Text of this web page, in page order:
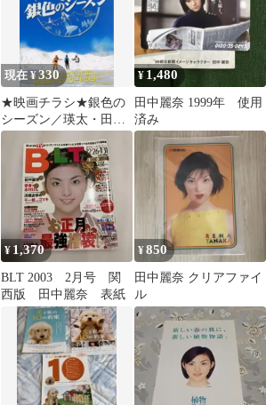
現在 ¥330
★映画チラシ★銀色の
シーズン／瑛太・田中
麗奈 ver1（送料込み）
¥ 1,480
田中麗奈 1999年 使用
済み
¥ 1,370
BLT 2003 2月号 関
西版 田中麗奈 表紙
¥850
田中麗奈 クリアファイ
ル